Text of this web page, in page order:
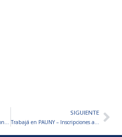
Trabajá en SERVELEC – Inscripciones abiertas
SIGUIENTE
Trabajá en PAUNY – Inscripciones abiertas